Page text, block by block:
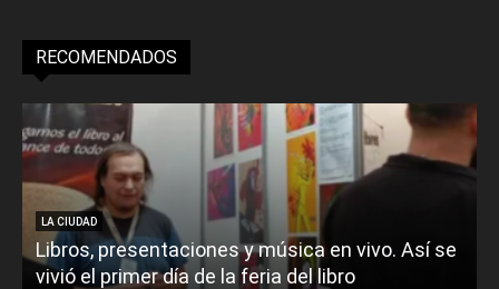
RECOMENDADOS
LA CIUDAD
Libros, presentaciones y música en vivo. Así se
vivió el primer día de la feria del libro